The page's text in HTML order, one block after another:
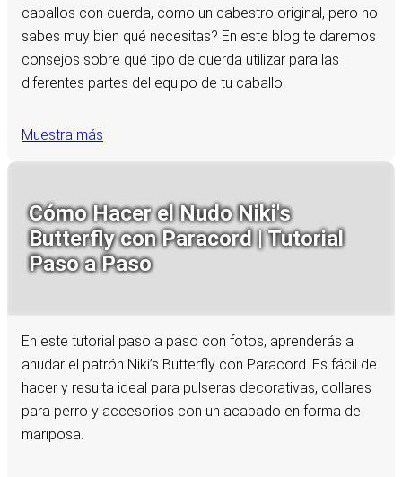
caballos con cuerda, como un cabestro original, pero no
sabes muy bien qué necesitas? En este blog te daremos
consejos sobre qué tipo de cuerda utilizar para las
diferentes partes del equipo de tu caballo.
Muestra más
Cómo Hacer el Nudo Niki's
Butterfly con Paracord | Tutorial
Paso a Paso
En este tutorial paso a paso con fotos, aprenderás a
anudar el patrón Niki’s Butterfly con Paracord. Es fácil de
hacer y resulta ideal para pulseras decorativas, collares
para perro y accesorios con un acabado en forma de
mariposa.